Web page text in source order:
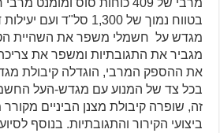
בטווח נמוך של 1,300 סל"ד ועם יעילות דלק גבוהה יותר.
מגדש על חשמלי משפר את השהיית
מגביר את התגובתיות ומשפר את צריכת
את ההספק המרבי, הוגדלה קיבולת
בכל צד של המנוע עם מגדש-העל
זה, שופרה קיבולת מצנן הביניים מקורר
ביצועי הקירור והתגובתיות. בנוסף